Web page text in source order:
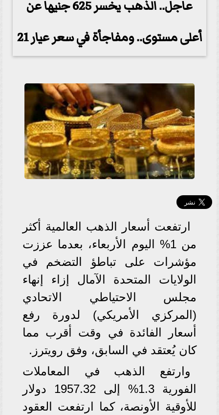
عاجل.. الذهب يخسر 625 جنيها عن
أعلى مستوى.. ومفاجأة في سعر عيار 21
ارتفعت أسعار الذهب العالمية أكثر
من 1% اليوم الأربعاء، بعدما عززت
مؤشرات على تباطؤ التضخم في
الولايات المتحدة الآمال إزاء إنهاء
مجلس الاحتياطي الاتحادي
(المركزي الأمريكي) لدورة رفع
أسعار الفائدة في وقت أقرب مما
كان يُعتقد في السابق، وفق رويترز.
وارتفع الذهب في المعاملات
الفورية 1.3% إلى 1957.32 دولار
للأوقية الأونصة، كما ارتفعت العقود